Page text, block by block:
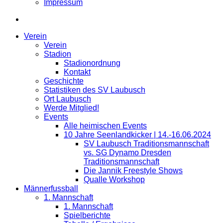
Impressum
Verein
Verein
Stadion
Stadionordnung
Kontakt
Geschichte
Statistiken des SV Laubusch
Ort Laubusch
Werde Mitglied!
Events
Alle heimischen Events
10 Jahre Seenlandkicker | 14.-16.06.2024
SV Laubusch Traditionsmannschaft
vs. SG Dynamo Dresden
Traditionsmannschaft
Die Jannik Freestyle Shows
Qualle Workshop
Männerfussball
1. Mannschaft
1. Mannschaft
Spielberichte